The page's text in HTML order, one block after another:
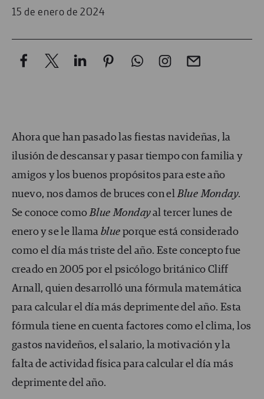
15 de enero de 2024
Ahora que han pasado las fiestas navideñas, la
ilusión de descansar y pasar tiempo con familia y
amigos y los buenos propósitos para este año
nuevo, nos damos de bruces con elBlue Monday.
Se conoce comoBlue Mondayal tercer lunes de
enero y se le llama blue porque está considerado
como el día más triste del año. Este concepto fue
creado en 2005 por el psicólogo británico Cliff
Arnall, quien desarrolló una fórmula matemática
para calcular el día más deprimente del año. Esta
fórmula tiene en cuenta factores como el clima, los
gastos navideños, el salario, la motivación y la
falta de actividad física para calcular el día más
deprimente del año.